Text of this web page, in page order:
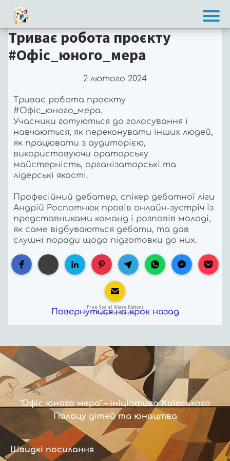
Триває робота проєкту
#Офіс_юного_мера
2 лютого 2024
Триває робота проєкту
#Офіс_юного_мера.
Учасники готуються до голосування і
навчаються, як переконувати інших людей,
як працювати з аудиторією,
використовуючи ораторську
майстерність, організаторські та
лідерські якості.
Професійний дебатер, спікер дебатної ліги
Андрій Роспотнюк провів онлайн-зустріч із
представниками команд і розповів молоді,
як саме відбуваються дебати, та дав
слушні поради щодо підготовки до них.
Free Social Share Buttons
Widget by Elfsight
Повернутися на крок назад
"Офіс юного мера" – ініціатива Київського
Палацу дітей та юнацтва
Швидкі посилання